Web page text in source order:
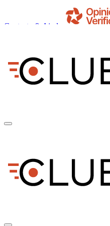
Contacto & Ajuda